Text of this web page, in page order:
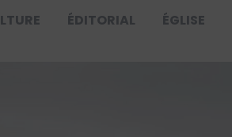
ÉDITORIAL ÉGLISE